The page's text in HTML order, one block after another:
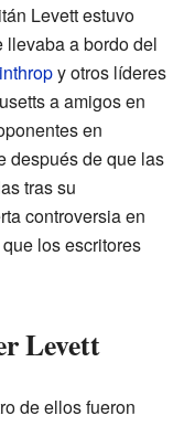
Levett estuvo
llevaba a bordo del
y otros líderes
a amigos en
en
después de que las
tras su
controversia en
los escritores
Levett
de ellos fueron